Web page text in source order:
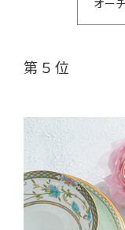
オー
第５位